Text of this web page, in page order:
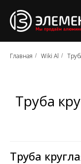
Главная / Wiki Al /
Труба
Труба